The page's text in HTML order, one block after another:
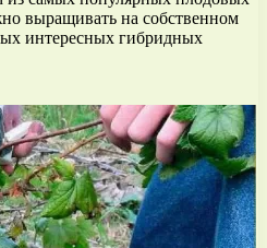
выращивать на собственном
интересных гибридных